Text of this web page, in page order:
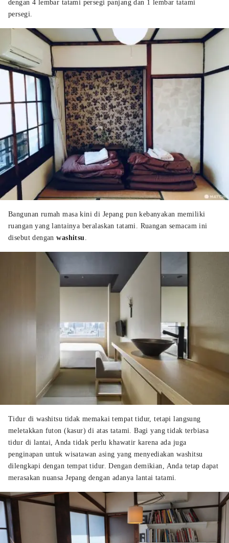
dengan 4 lembar tatami persegi panjang dan 1 lembar tatami
persegi.
Bangunan rumah masa kini di Jepang pun kebanyakan memiliki
ruangan yang lantainya beralaskan tatami. Ruangan semacam ini
disebut denganwashitsu.
Tidur di washitsu tidak memakai tempat tidur, tetapi langsung
meletakkan futon (kasur) di atas tatami. Bagi yang tidak terbiasa
tidur di lantai, Anda tidak perlu khawatir karena ada juga
penginapan untuk wisatawan asing yang menyediakan washitsu
dilengkapi dengan tempat tidur. Dengan demikian, Anda tetap dapat
merasakan nuansa Jepang dengan adanya lantai tatami.